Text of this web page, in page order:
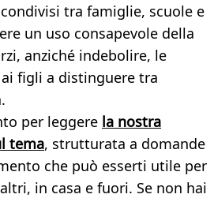
tra famiglie, scuole e
un uso consapevole della
anziché indebolire, le
figli a distinguere tra
per leggere la nostra
tema, strutturata a domande
che può esserti utile per
in casa e fuori. Se non hai